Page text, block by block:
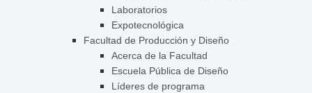
Laboratorios
Expotecnológica
Facultad de Producción y Diseño
Acerca de la Facultad
Escuela Pública de Diseño
Líderes de programa